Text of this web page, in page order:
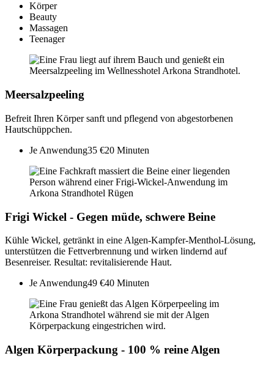
Körper
Beauty
Massagen
Teenager
Meersalzpeeling
Befreit Ihren Körper sanft und pflegend von abgestorbenen
Hautschüppchen.
Je Anwendung35 €20 Minuten
Frigi Wickel - Gegen müde, schwere Beine
Kühle Wickel, getränkt in eine Algen-Kampfer-Menthol-Lösung,
unterstützen die Fettverbrennung und wirken lindernd auf
Besenreiser. Resultat: revitalisierende Haut.
Je Anwendung49 €40 Minuten
Algen Körperpackung - 100 % reine Algen